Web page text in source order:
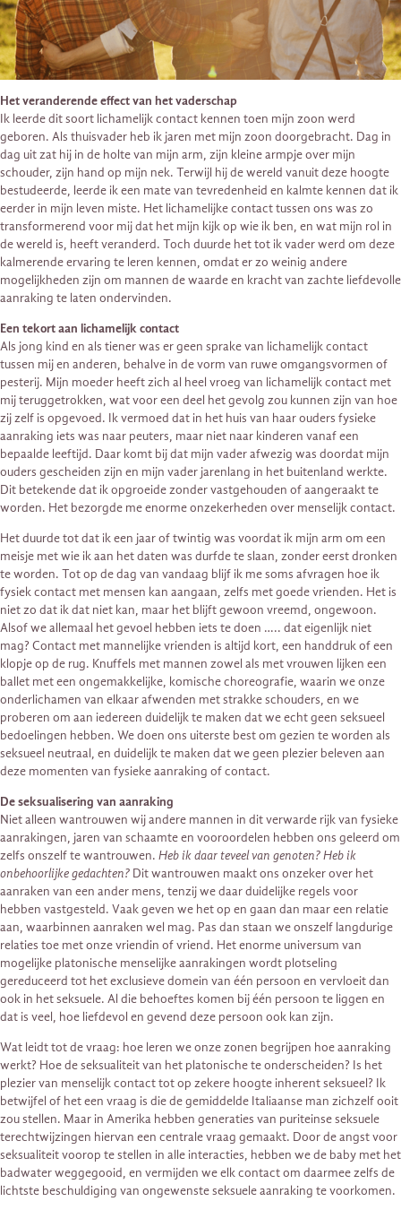
Het veranderende effect van het vaderschap
Ik leerde dit soort lichamelijk contact kennen toen mijn zoon werd
geboren. Als thuisvader heb ik jaren met mijn zoon doorgebracht. Dag in
dag uit zat hij in de holte van mijn arm, zijn kleine armpje over mijn
schouder, zijn hand op mijn nek. Terwijl hij de wereld vanuit deze hoogte
bestudeerde, leerde ik een mate van tevredenheid en kalmte kennen dat ik
eerder in mijn leven miste. Het lichamelijke contact tussen ons was zo
transformerend voor mij dat het mijn kijk op wie ik ben, en wat mijn rol in
de wereld is, heeft veranderd. Toch duurde het tot ik vader werd om deze
kalmerende ervaring te leren kennen, omdat er zo weinig andere
mogelijkheden zijn om mannen de waarde en kracht van zachte liefdevolle
aanraking te laten ondervinden.
Een tekort aan lichamelijk contact
Als jong kind en als tiener was er geen sprake van lichamelijk contact
tussen mij en anderen, behalve in de vorm van ruwe omgangsvormen of
pesterij. Mijn moeder heeft zich al heel vroeg van lichamelijk contact met
mij teruggetrokken, wat voor een deel het gevolg zou kunnen zijn van hoe
zij zelf is opgevoed. Ik vermoed dat in het huis van haar ouders fysieke
aanraking iets was naar peuters, maar niet naar kinderen vanaf een
bepaalde leeftijd. Daar komt bij dat mijn vader afwezig was doordat mijn
ouders gescheiden zijn en mijn vader jarenlang in het buitenland werkte.
Dit betekende dat ik opgroeide zonder vastgehouden of aangeraakt te
worden. Het bezorgde me enorme onzekerheden over menselijk contact.
Het duurde tot dat ik een jaar of twintig was voordat ik mijn arm om een ​​
meisje met wie ik aan het daten was durfde te slaan, zonder eerst dronken
te worden. Tot op de dag van vandaag blijf ik me soms afvragen hoe ik
fysiek contact met mensen kan aangaan, zelfs met goede vrienden. Het is
niet zo dat ik dat niet kan, maar het blijft gewoon vreemd, ongewoon.
Alsof we allemaal het gevoel hebben iets te doen ….. dat eigenlijk niet
mag? Contact met mannelijke vrienden is altijd kort, een handdruk of een
klopje op de rug. Knuffels met mannen zowel als met vrouwen lijken een
ballet met een ongemakkelijke, komische choreografie, waarin we onze
onderlichamen van elkaar afwenden met strakke schouders, en we
proberen om aan iedereen duidelijk te maken dat we echt geen seksueel
bedoelingen hebben. We doen ons uiterste best om gezien te worden als
seksueel neutraal, en duidelijk te maken dat we geen plezier beleven aan
deze momenten van fysieke aanraking of contact.
De seksualisering van aanraking
Niet alleen wantrouwen wij andere mannen in dit verwarde rijk van fysieke
aanrakingen, jaren van schaamte en vooroordelen hebben ons geleerd om
zelfs onszelf te wantrouwen. Heb ik daar teveel van genoten?Heb ik
onbehoorlijke gedachten? Dit wantrouwen maakt ons onzeker over het
aanraken van een ander mens, tenzij we daar duidelijke regels voor
hebben vastgesteld. Vaak geven we het op en gaan dan maar een relatie
aan, waarbinnen aanraken wel mag. Pas dan staan ​​we onszelf langdurige
relaties toe met onze vriendin of vriend. Het enorme universum van
mogelijke platonische menselijke aanrakingen wordt plotseling
gereduceerd tot het exclusieve domein van één persoon en vervloeit dan
ook in het seksuele. Al die behoeftes komen bij één persoon te liggen en
dat is veel, hoe liefdevol en gevend deze persoon ook kan zijn.
Wat leidt tot de vraag: hoe leren we onze zonen begrijpen hoe aanraking
werkt? Hoe de seksualiteit van het platonische te onderscheiden? Is het
plezier van menselijk contact tot op zekere hoogte inherent seksueel? Ik
betwijfel of het een vraag is die de gemiddelde Italiaanse man zichzelf ooit
zou stellen. Maar in Amerika hebben generaties van puriteinse seksuele
terechtwijzingen hiervan een centrale vraag gemaakt. Door de angst voor
seksualiteit voorop te stellen in alle interacties, hebben we de baby met het
badwater weggegooid, en vermijden we elk contact om daarmee zelfs de
lichtste beschuldiging van ongewenste seksuele aanraking te voorkomen.